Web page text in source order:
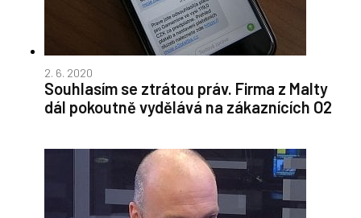
2. 6. 2020
Souhlasím se ztrátou práv. Firma z Malty
dál pokoutně vydělává na zákaznících O2